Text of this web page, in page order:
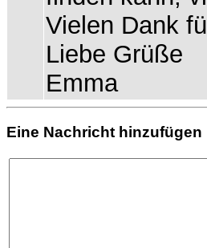
Vielen Dank
Liebe Grüße
Emma
Eine Nachricht hinzufügen